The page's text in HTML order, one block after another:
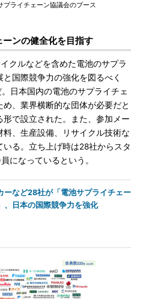
プライチェーン協議会のブース
ンの健全化を目指す
クルなどを含めた電池のサプラ
国際競争力の強化を図るべく
日本国内の電池のサプライチェ
、業界横断的な団体が必要だと
で設立された。また、参加メー
、生産設備、リサイクル技術な
る。立ち上げ時は28社からスタ
になっているという。
ーなど28社が「電池サプライチェー
、日本の国際競争力を強化